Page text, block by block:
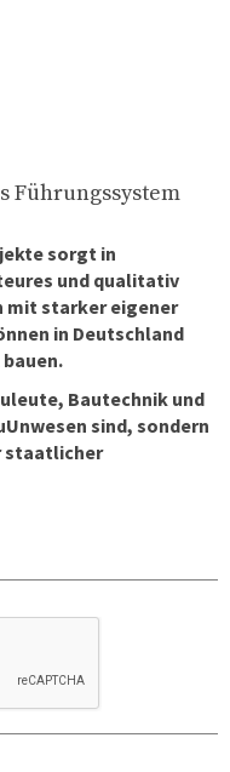
Führungssystem
sorgt in
und qualitativ
mit starker eigener
in Deutschland
Bautechnik und
sind, sondern
staatlicher